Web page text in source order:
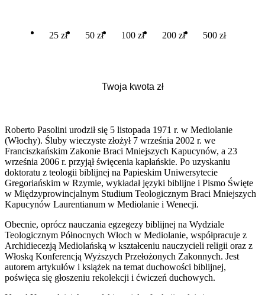
25 zł 50 zł 100 zł 200 zł 500 zł
Roberto Pasolini urodził się 5 listopada 1971 r. w Mediolanie
(Włochy). Śluby wieczyste złożył 7 września 2002 r. we
Franciszkańskim Zakonie Braci Mniejszych Kapucynów, a 23
września 2006 r. przyjął święcenia kapłańskie. Po uzyskaniu
doktoratu z teologii biblijnej na Papieskim Uniwersytecie
Gregoriańskim w Rzymie, wykładał języki biblijne i Pismo Święte
w Międzyprowincjalnym Studium Teologicznym Braci Mniejszych
Kapucynów Laurentianum w Mediolanie i Wenecji.
Obecnie, oprócz nauczania egzegezy biblijnej na Wydziale
Teologicznym Północnych Włoch w Mediolanie, współpracuje z
Archidiecezją Mediolańską w kształceniu nauczycieli religii oraz z
Włoską Konferencją Wyższych Przełożonych Zakonnych. Jest
autorem artykułów i książek na temat duchowości biblijnej,
poświęca się głoszeniu rekolekcji i ćwiczeń duchowych.